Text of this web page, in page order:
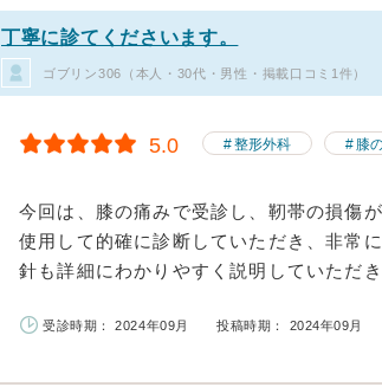
丁寧に診てくださいます。
ゴブリン306（本人・30代・男性・掲載口コミ1件）
5.0 整形外科 膝
今回は、膝の痛みで受診し、靭帯の損傷
使用して的確に診断していただき、非常
針も詳細にわかりやすく説明していただ
受診時期： 2024年09月 投稿時期： 2024年09月